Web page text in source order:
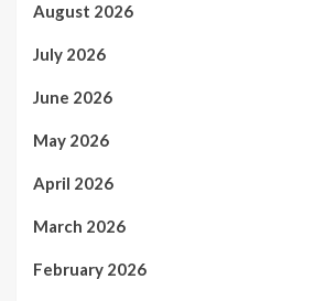
August 2026
July 2026
June 2026
May 2026
April 2026
March 2026
February 2026